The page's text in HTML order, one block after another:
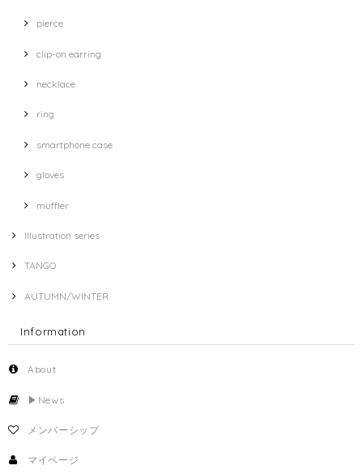
pierce
clip-on earring
necklace
ring
smartphone case
gloves
muffler
Illustration series
TANGO
AUTUMN/WINTER
Information
About
▶︎News
メンバーシップ
マイページ